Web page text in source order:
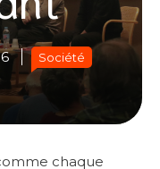
Société
chaque